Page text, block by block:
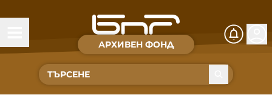
АРХИВЕН ФОНД
Времена и хора
Култура